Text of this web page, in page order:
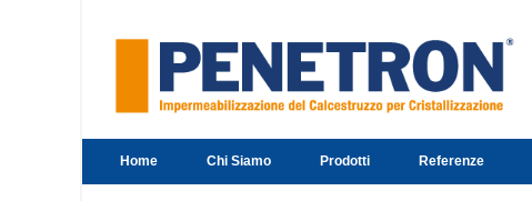
Home Chi Siamo Prodotti Referenze